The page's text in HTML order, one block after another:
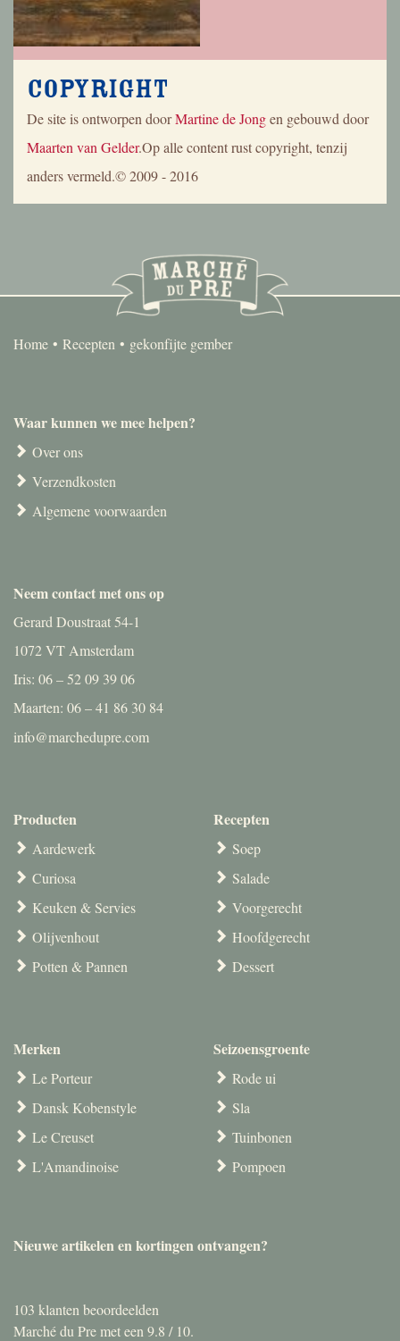
Copyright
De site is ontworpen doorMartine de Jongen gebouwd door
Maarten van Gelder.Op alle content rust copyright, tenzij
anders vermeld.© 2009 - 2016
Home Recepten gekonfijte gember
Waar kunnen we mee helpen?
Over ons
Verzendkosten
Algemene voorwaarden
Neem contact met ons op
Gerard Doustraat 54-1
1072 VT Amsterdam
Iris: 06 – 52 09 39 06
Maarten: 06 – 41 86 30 84
info@marchedupre.com
Producten
Aardewerk
Curiosa
Keuken & Servies
Olijvenhout
Potten & Pannen
Merken
Le Porteur
Dansk Kobenstyle
Le Creuset
L'Amandinoise
Recepten
Soep
Salade
Voorgerecht
Hoofdgerecht
Dessert
Seizoensgroente
Rode ui
Sla
Tuinbonen
Pompoen
Nieuwe artikelen en kortingen ontvangen?
103 klanten beoordeelden
Marché du Pre met een9.8 / 10.